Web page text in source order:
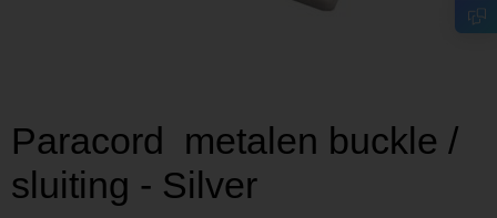
Paracord metalen buckle /
sluiting - Silver